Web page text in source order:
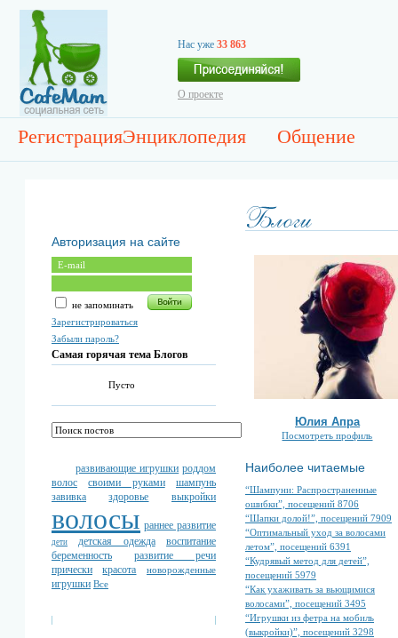
Нас уже 33 863
О проекте
РегистрацияЭнциклопедия Общение
Авторизация на сайте
не запоминать
Зарегистрироваться
Забыли пароль?
Самая горячая тема Блогов
Пусто
развивающие игрушки роддом
волос
своими руками
шампунь
завивка
здоровье выкройки
волосы раннее развитие
дети детская одежда
воспитание
беременность
развитие речи
прически
красота новорожденные
игрушки Все
Юлия Апра
Посмотреть профиль
Наиболее читаемые
“Шампуни: Распространенные
ошибки”, посещений 8706
“Шапки долой!”, посещений 7909
“Оптимальный уход за волосами
летом”, посещений 6391
“Кудрявый метод для детей”,
посещений 5979
“Как ухаживать за вьющимися
волосами”, посещений 3495
“Игрушки из фетра на мобиль
(выкройки)”, посещений 3298